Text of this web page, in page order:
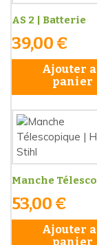
AS 2 | Batterie
39,00 €
Ajouter
panier
Manche
53,00 €
Ajouter
panier